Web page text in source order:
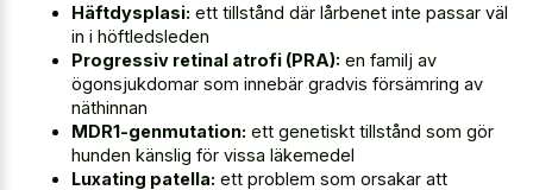
Häftdysplasi: ett tillstånd där lårbenet inte passar väl
in i höftledsleden
Progressiv retinal atrofi (PRA): en familj av
ögonsjukdomar som innebär gradvis försämring av
näthinnan
MDR1-genmutation: ett genetiskt tillstånd som gör
hunden känslig för vissa läkemedel
Luxating patella: ett problem som orsakar att